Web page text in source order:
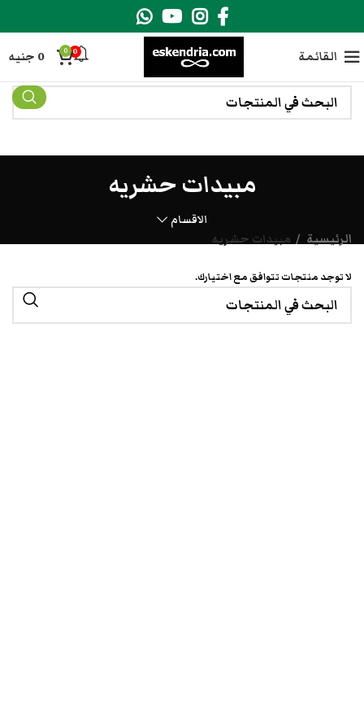
القائمة 0
0
0 جنيه
مبيدات حشريه
الاقسام
الرئيسية مبيدات حشريه
لا توجد منتجات تتوافق مع اختيارك.